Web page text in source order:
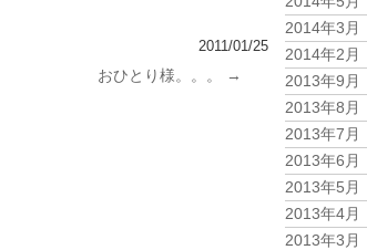
2011/01/25
おひとり様。。。 →
2014年3月
2014年2月
2013年9月
2013年8月
2013年7月
2013年6月
2013年5月
2013年4月
2013年3月